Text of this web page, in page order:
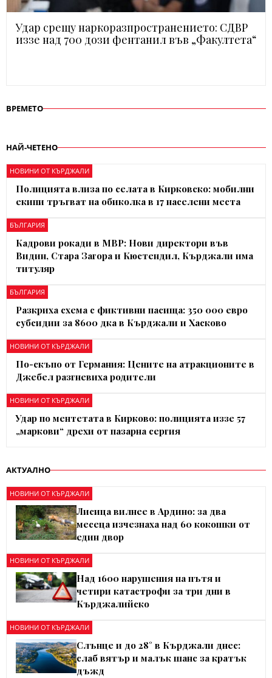
Удар срещу наркоразпространението: СДВР
иззе над 700 дози фентанил във „Факултета“
ВРЕМЕТО
НАЙ-ЧЕТЕНО
НОВИНИ ОТ КЪРДЖАЛИ
Полицията влиза по селата в Кирковско: мобилни
екипи тръгват на обиколка в 17 населени места
БЪЛГАРИЯ
Кадрови рокади в МВР: Нови директори във
Видин, Стара Загора и Кюстендил, Кърджали има
титуляр
БЪЛГАРИЯ
Разкриха схема с фиктивни пасища: 350 000 евро
субсидии за 8600 дка в Кърджали и Хасково
НОВИНИ ОТ КЪРДЖАЛИ
По-скъпо от Германия: Цените на атракционите в
Джебел разгневиха родители
НОВИНИ ОТ КЪРДЖАЛИ
Удар по ментетата в Кирково: полицията иззе 57
„маркови“ дрехи от пазарна сергия
АКТУАЛНО
НОВИНИ ОТ КЪРДЖАЛИ
Лисица вилнее в Ардино: за два
месеца изчезнаха над 60 кокошки от
един двор
НОВИНИ ОТ КЪРДЖАЛИ
Над 1600 нарушения на пътя и
четири катастрофи за три дни в
Кърджалийско
НОВИНИ ОТ КЪРДЖАЛИ
Слънце и до 28° в Кърджали днес:
слаб вятър и малък шанс за кратък
дъжд